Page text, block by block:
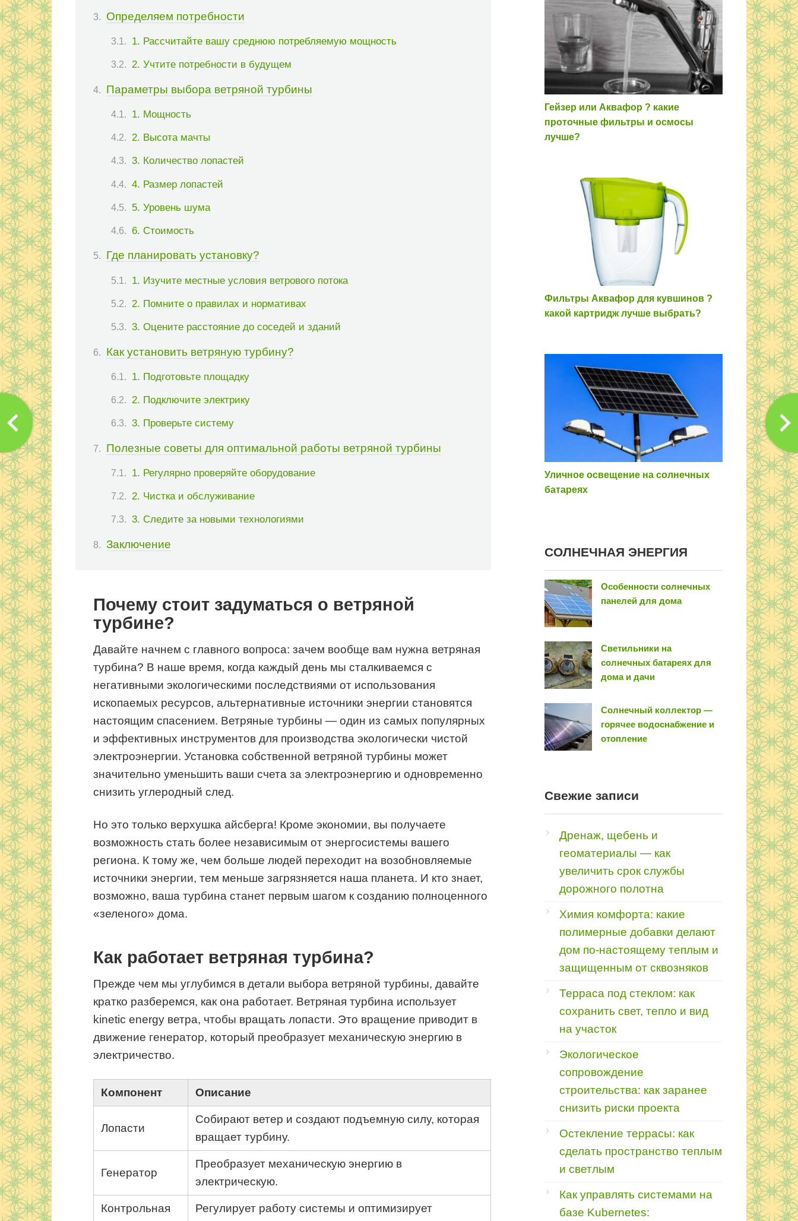
Определяем потребности
1. Рассчитайте вашу среднюю потребляемую мощность
2. Учтите потребности в будущем
Параметры выбора ветряной турбины
1. Мощность
2. Высота мачты
3. Количество лопастей
4. Размер лопастей
5. Уровень шума
6. Стоимость
Где планировать установку?
1. Изучите местные условия ветрового потока
2. Помните о правилах и нормативах
3. Оцените расстояние до соседей и зданий
Как установить ветряную турбину?
1. Подготовьте площадку
2. Подключите электрику
3. Проверьте систему
Полезные советы для оптимальной работы ветряной турбины
1. Регулярно проверяйте оборудование
2. Чистка и обслуживание
3. Следите за новыми технологиями
Заключение
Почему стоит задуматься о ветряной
турбине?
Давайте начнем с главного вопроса: зачем вообще вам нужна ветряная
турбина? В наше время, когда каждый день мы сталкиваемся с
негативными экологическими последствиями от использования
ископаемых ресурсов, альтернативные источники энергии становятся
настоящим спасением. Ветряные турбины — один из самых популярных
и эффективных инструментов для производства экологически чистой
электроэнергии. Установка собственной ветряной турбины может
значительно уменьшить ваши счета за электроэнергию и одновременно
снизить углеродный след.
Но это только верхушка айсберга! Кроме экономии, вы получаете
возможность стать более независимым от энергосистемы вашего
региона. К тому же, чем больше людей переходит на возобновляемые
источники энергии, тем меньше загрязняется наша планета. И кто знает,
возможно, ваша турбина станет первым шагом к созданию полноценного
«зеленого» дома.
Как работает ветряная турбина?
Прежде чем мы углубимся в детали выбора ветряной турбины, давайте
кратко разберемся, как она работает. Ветряная турбина использует
kinetic energy ветра, чтобы вращать лопасти. Это вращение приводит в
движение генератор, который преобразует механическую энергию в
электричество.
Компонент Описание
Лопасти
Собирают ветер и создают подъемную силу, которая
вращает турбину.
Генератор
Преобразует механическую энергию в
электрическую.
Контрольная
Регулирует работу системы и оптимизирует
Гейзер или Аквафор ? какие
проточные фильтры и осмосы
лучше?
Фильтры Аквафор для кувшинов ?
какой картридж лучше выбрать?
Уличное освещение на солнечных
батареях
COЛНEЧНAЯ ЭНEPГИЯ
Особенности солнечных
панелей для дома
Светильники на
солнечных батареях для
дома и дачи
Солнечный коллектор —
горячее водоснабжение и
отопление
Свежие записи
Дренаж, щебень и
геоматериалы — как
увеличить срок службы
дорожного полотна
Химия комфорта: какие
полимерные добавки делают
дом по-настоящему теплым и
защищенным от сквозняков
Терраса под стеклом: как
сохранить свет, тепло и вид
на участок
Экологическое
сопровождение
строительства: как заранее
снизить риски проекта
Остекление террасы: как
сделать пространство теплым
и светлым
Как управлять системами на
базе Kubernetes: